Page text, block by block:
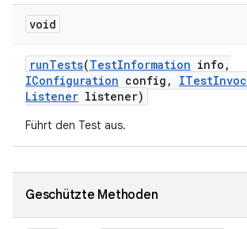
void
runTests(TestInformation info ,
IConfiguration config , ITest
Listener listener)
Führt den Test aus.
Geschützte Methoden